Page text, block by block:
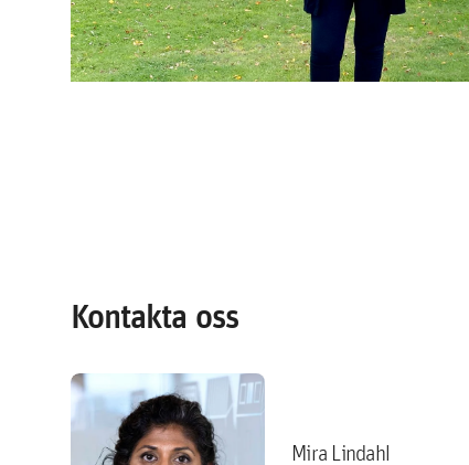
Kontakta oss
Mira Lindahl